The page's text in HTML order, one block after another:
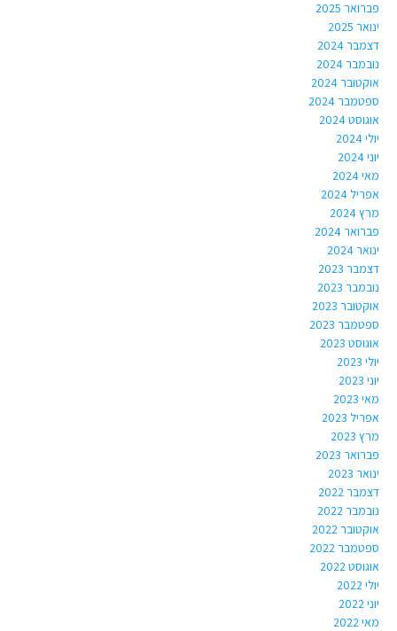
פברואר 2025
ינואר 2025
דצמבר 2024
נובמבר 2024
אוקטובר 2024
ספטמבר 2024
אוגוסט 2024
יולי 2024
יוני 2024
מאי 2024
אפריל 2024
מרץ 2024
פברואר 2024
ינואר 2024
דצמבר 2023
נובמבר 2023
אוקטובר 2023
ספטמבר 2023
אוגוסט 2023
יולי 2023
יוני 2023
מאי 2023
אפריל 2023
מרץ 2023
פברואר 2023
ינואר 2023
דצמבר 2022
נובמבר 2022
אוקטובר 2022
ספטמבר 2022
אוגוסט 2022
יולי 2022
יוני 2022
מאי 2022